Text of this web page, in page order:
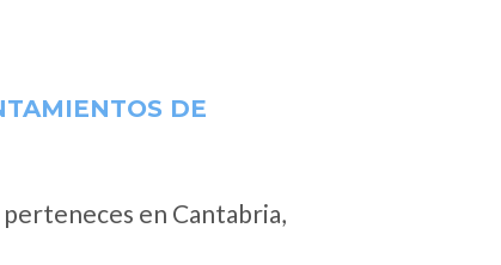
DE
en Cantabria,